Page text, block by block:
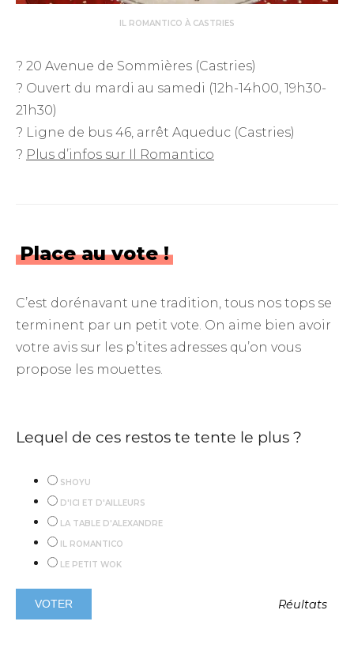
IL ROMANTICO À CASTRIES
? 20 Avenue de Sommières (Castries)
? Ouvert du mardi au samedi (12h-14h00, 19h30-
21h30)
? Ligne de bus 46, arrêt Aqueduc (Castries)
? Plus d’infos sur Il Romantico
Place au vote !
C’est dorénavant une tradition, tous nos tops se
terminent par un petit vote. On aime bien avoir
votre avis sur les p’tites adresses qu’on vous
propose les mouettes.
Lequel de ces restos te tente le plus ?
SHOYU
D'ICI ET D'AILLEURS
LA TABLE D'ALEXANDRE
IL ROMANTICO
LE PETIT WOK
Réultats